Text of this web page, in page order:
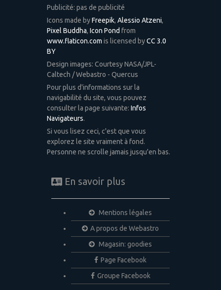
Publicité: pas de publicité
Icons made byFreepik, Alessio Atzeni,
Pixel Buddha, Icon Pond from
www.flaticon.com is licensed byCC 3.0
BY
Design images: Courtesy NASA/JPL-
Caltech / Webastro - Quercus
Pour plus d'informations sur la
navigabilité du site, vous pouvez
consulter la page suivante: Infos
Navigateurs.
Si vous lisez ceci, c'est que vous
explorez le site vraiment à fond.
Personne ne scrolle jamais jusqu'en bas.
En savoir plus
Mentions légales
A propos de Webastro
Magasin: goodies
Page Facebook
Groupe Facebook